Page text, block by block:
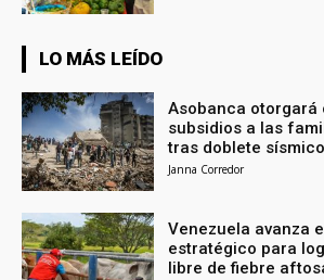
LO MÁS LEÍDO
Asobanca otorgará
subsidios a las
tras doblete sísmico
Janna Corredor
Venezuela avanza
estratégico para
libre de fiebre